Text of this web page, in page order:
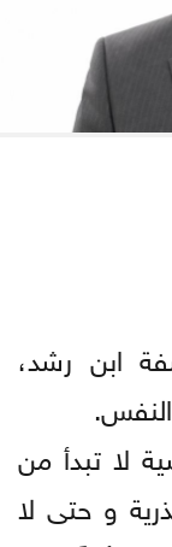
ابن رشد،
لا تبدأ من
و حتى لا